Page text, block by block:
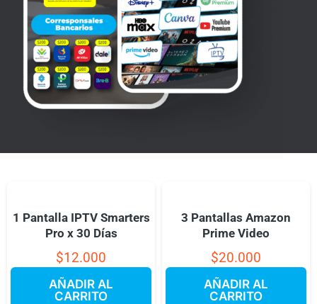
1 Pantalla IPTV Smarters
Pro x 30 Días
$12.000
AÑADIR AL
CARRITO
3 Pantallas Amazon
Prime Video
$20.000
AÑADIR AL
CARRITO